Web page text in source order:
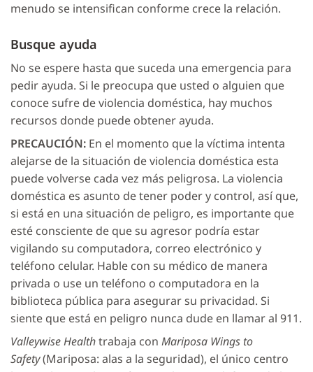
menudo se intensifican conforme crece la relación.
Busque ayuda
No se espere hasta que suceda una emergencia para
pedir ayuda. Si le preocupa que usted o alguien que
conoce sufre de violencia doméstica, hay muchos
recursos donde puede obtener ayuda.
PRECAUCIÓN: En el momento que la víctima intenta
alejarse de la situación de violencia doméstica esta
puede volverse cada vez más peligrosa. La violencia
doméstica es asunto de tener poder y control, así que,
si está en una situación de peligro, es importante que
esté consciente de que su agresor podría estar
vigilando su computadora, correo electrónico y
teléfono celular. Hable con su médico de manera
privada o use un teléfono o computadora en la
biblioteca pública para asegurar su privacidad. Si
siente que está en peligro nunca dude en llamar al 911.
Valleywise Healthtrabaja con Mariposa Wings to
Safety(Mariposa: alas a la seguridad), el único centro